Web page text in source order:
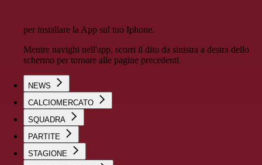
per installare la App sul tuo Iphone.
Mentre navighi nell'app, scorri il dito da sinistra a destra dello
schermo per tornare alle pagine precedenti
NEWS
CALCIOMERCATO
SQUADRA
PARTITE
STAGIONE